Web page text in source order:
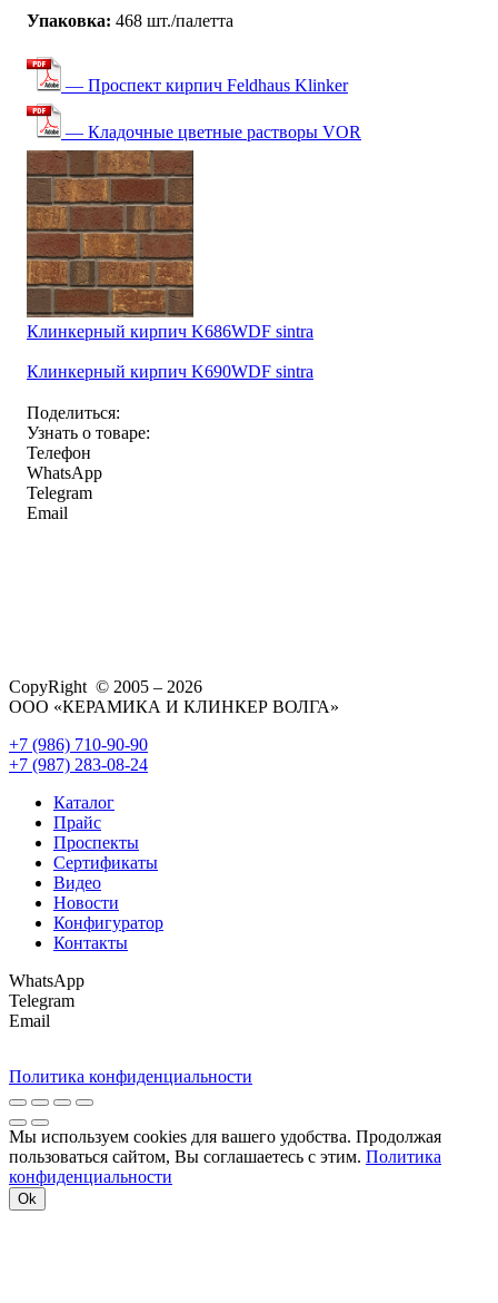
Упаковка: 468 шт./палетта
— Проспект кирпич Feldhaus Klinker
— Кладочные цветные растворы VOR
Клинкерный кирпич K686WDF sintra
Клинкерный кирпич K690WDF sintra
Поделиться:
Узнать о товаре:
Телефон
WhatsApp
Telegram
Email
CopyRight © 2005 – 2026
ООО «КЕРАМИКА И КЛИНКЕР ВОЛГА»
+7 (986) 710-90-90
+7 (987) 283-08-24
Каталог
Прайс
Проспекты
Сертификаты
Видео
Новости
Конфигуратор
Контакты
WhatsApp
Telegram
Email
Политика конфиденциальности
Мы используем cookies для вашего удобства. Продолжая
пользоваться сайтом, Вы соглашаетесь с этим. Политика
конфиденциальности
Ok